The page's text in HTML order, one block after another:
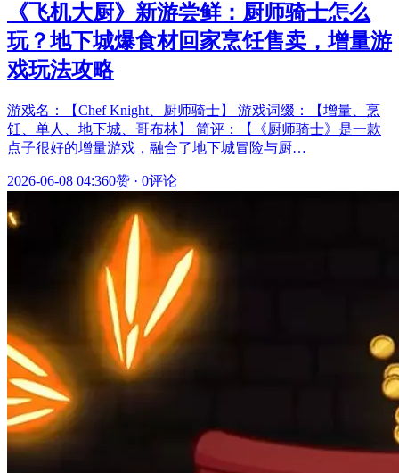
《飞机大厨》新游尝鲜：厨师骑士怎么
玩？地下城爆食材回家烹饪售卖，增量游
戏玩法攻略
游戏名：【Chef Knight、厨师骑士】 游戏词缀：【增量、烹
饪、单人、地下城、哥布林】 简评：【《厨师骑士》是一款
点子很好的增量游戏，融合了地下城冒险与厨…
2026-06-08 04:360赞 · 0评论